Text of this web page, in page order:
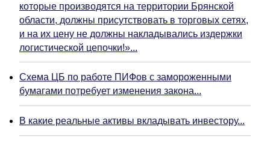
которые производятся на территории Брянской
области, должны присутствовать в торговых сетях,
и на их цену не должны накладывались издержки
логистической цепочки!»...
Схема ЦБ по работе ПИФов с замороженными
бумагами потребует изменения закона...
В какие реальные активы вкладывать инвестору...